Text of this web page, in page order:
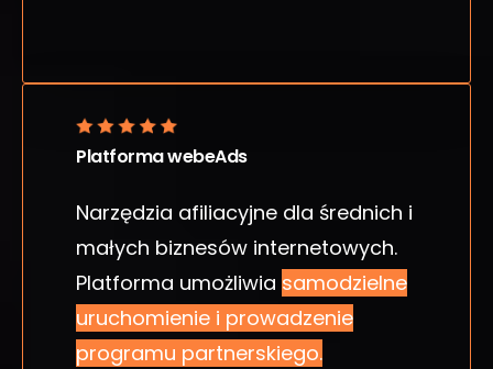
Platforma webeAds
Narzędzia afiliacyjne dla średnich i
małych biznesów internetowych.
Platforma umożliwia samodzielne
uruchomienie i prowadzenie
programu partnerskiego.